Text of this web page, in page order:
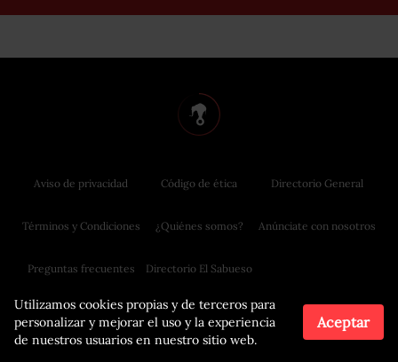
Utilizamos cookies propias y de terceros para
personalizar y mejorar el uso y la experiencia
de nuestros usuarios en nuestro sitio web.
Aceptar
Aviso de privacidad
Términos y Condiciones
Preguntas frecuentes
Código de ética
¿Quiénes somos?
Directorio El Sabueso
Directorio General
Anúnciate con nosotros